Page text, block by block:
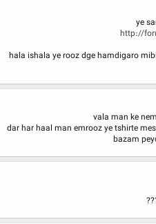
ye
http://
hala ishala ye rooz dge hamdigaro
vala man ke
dar har haal man emrooz ye tshirte
bazam